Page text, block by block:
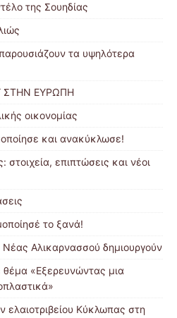
της Σουηδίας
τα υψηλότερα
ΣΤΗΝ ΕΥΡΩΠΗ
οικονομίας
και ανακύκλωσε!
επιπτώσεις και νέοι
το ξανά!
Νέας Αλικαρνασσού δημιουργούν
θέμα «Εξερευνώντας μια
ελαιοτριβείου Κύκλωπας στη